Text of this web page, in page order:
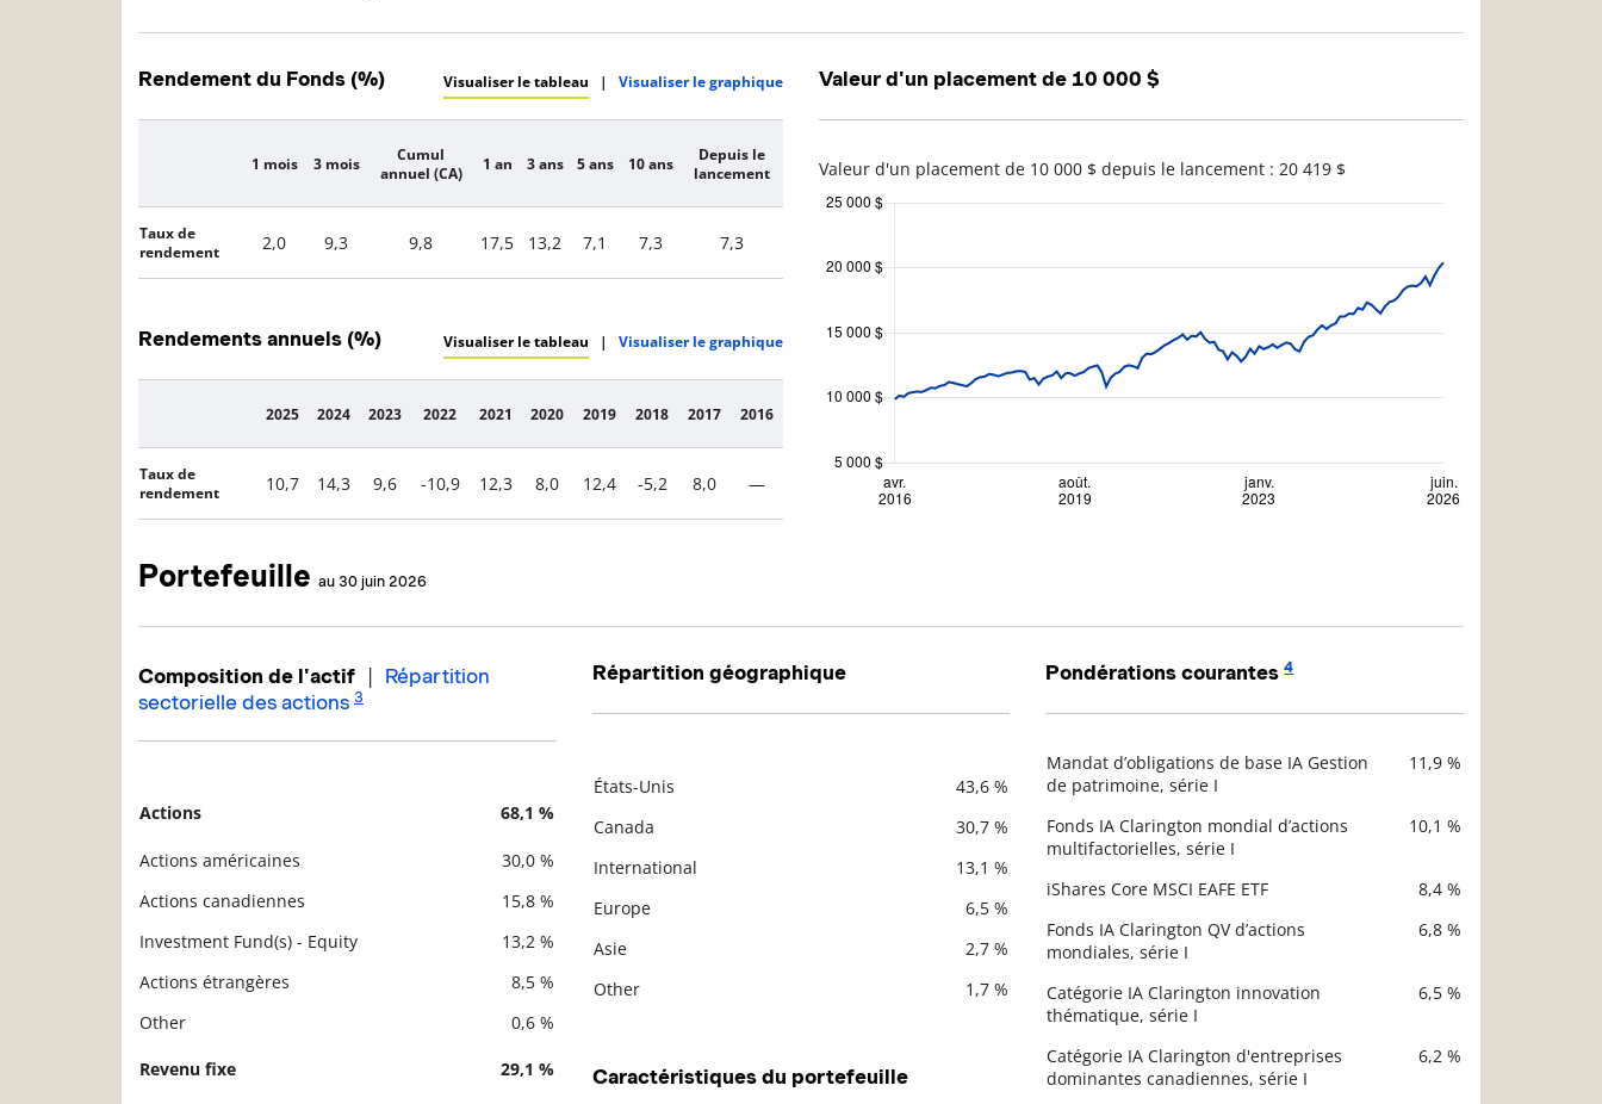
Rendement du Fonds (%) Visualiser le tableau | Visualiser le graphique
Description
1 mois 3 mois
Cumul
annuel (CA)
1 an 3 ans 5 ans 10 ans
Depuis le
lancement
Taux de
rendement
2,0 9,3 9,8 17,5 13,2 7,1 7,3 7,3
Rendements annuels (%) Visualiser le tableau | Visualiser le graphique
Description
2025 2024 2023 2022 2021 2020 2019 2018 2017 2016
Taux de
rendement
10,7 14,3 9,6 -10,9 12,3 8,0 12,4 -5,2 8,0 —
Valeur d'un placement de 10 000 $
Valeur d'un placement de 10 000 $ depuis le lancement : 20 419 $
Portefeuille au 30 juin 2026
Composition de l'actif | Répartition
sectorielle des actions 3
Actions 68,1 %
Actions américaines
30,0 %
Actions canadiennes
15,8 %
Investment Fund(s) - Equity
13,2 %
Actions étrangères
8,5 %
Other
0,6 %
Revenu fixe 29,1 %
Répartition géographique
États-Unis
43,6 %
Canada
30,7 %
International
13,1 %
Europe
6,5 %
Asie
2,7 %
Other
1,7 %
Caractéristiques du portefeuille
Pondérations courantes4
DescriptionValeur liquidative
Mandat d’obligations de base IA Gestion
de patrimoine, série I
11,9 %
Fonds IA Clarington mondial d’actions
multifactorielles, série I
10,1 %
iShares Core MSCI EAFE ETF
8,4 %
Fonds IA Clarington QV d’actions
mondiales, série I
6,8 %
Catégorie IA Clarington innovation
thématique, série I
6,5 %
Catégorie IA Clarington d'entreprises
dominantes canadiennes, série I
6,2 %